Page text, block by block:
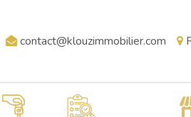
contact@klouzimmobilier.com